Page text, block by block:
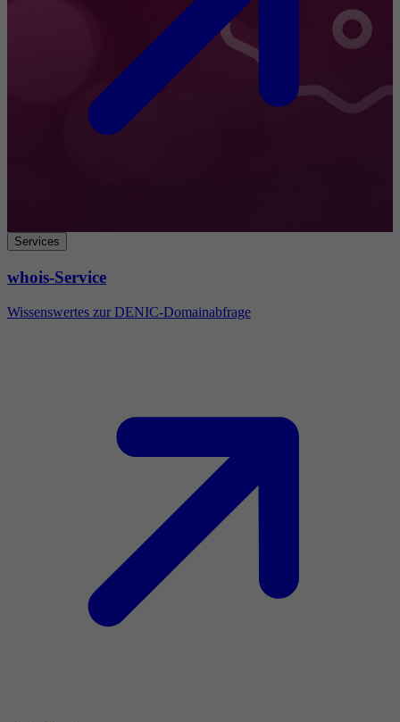
Services
whois-Service
Wissenswertes zur DENIC-Domainabfrage